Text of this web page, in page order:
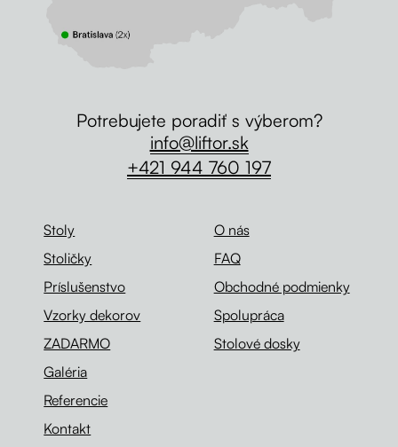
Stoly
Stoličky
Príslušenstvo
Vzorky dekorov
ZADARMO
Galéria
Referencie
Kontakt
O nás
FAQ
Obchodné podmienky
Spolupráca
Stolové dosky
Potrebujete poradiť s výberom?
info@liftor.sk
+421 944 760 197